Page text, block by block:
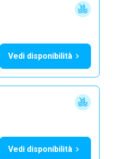
Vedi disponibilità
Vedi disponibilità